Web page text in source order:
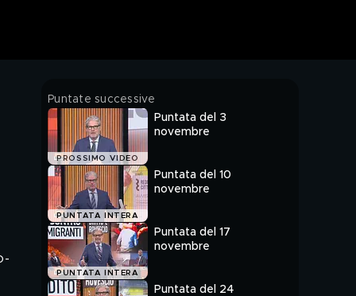
persone al
supermercato, 1 morto
l'incubo di un inverno al
freddo
possono fare niente...
rovescio questa
Puntate successive
PROSSIMO VIDEO
Puntata del 3
novembre
PUNTATA INTERA
Puntata del 10
novembre
PUNTATA INTERA
Puntata del 17
novembre
Puntata del 24